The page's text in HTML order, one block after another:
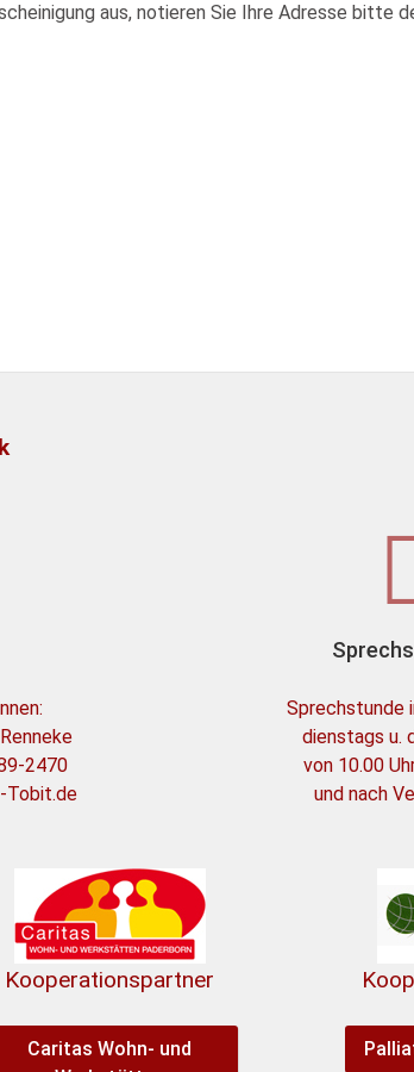
aus, notieren Sie Ihre Adresse bitte
2470
Tobit.de
Sprechstunde
dienstags u.
von 10.00
und nach
Kooperationspartner
Caritas Wohn- und